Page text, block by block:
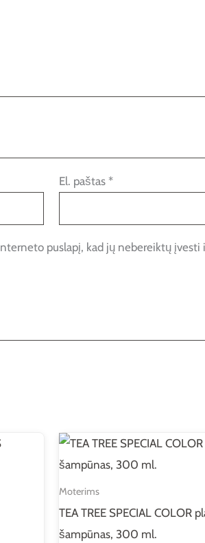
El. paštas *
puslapį, kad jų nebereiktų
Moterims
TEA TREE SPECIAL COLOR
šampūnas, 300 ml.